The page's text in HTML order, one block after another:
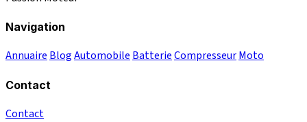
Navigation
Annuaire BlogAutomobile BatterieCompresseurMoto
Contact
Contact